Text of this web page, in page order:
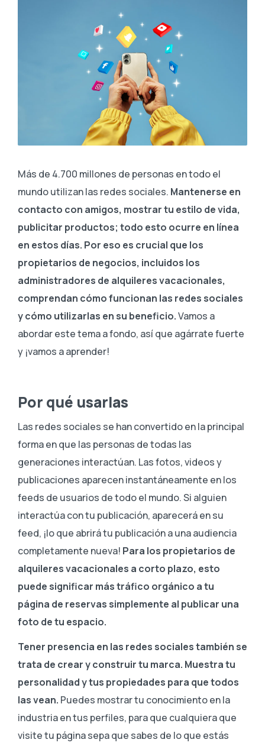
Más de 4.700 millones de personas en todo el
mundo utilizan las redes sociales. Mantenerse en
contacto con amigos, mostrar tu estilo de vida,
publicitar productos; todo esto ocurre en línea
en estos días. Por eso es crucial que los
propietarios de negocios, incluidos los
administradores de alquileres vacacionales,
comprendan cómo funcionan las redes sociales
y cómo utilizarlas en su beneficio.Vamos a
abordar este tema a fondo, así que agárrate fuerte
y ¡vamos a aprender!
Por qué usarlas
Las redes sociales se han convertido en la principal
forma en que las personas de todas las
generaciones interactúan. Las fotos, videos y
publicaciones aparecen instantáneamente en los
feeds de usuarios de todo el mundo. Si alguien
interactúa con tu publicación, aparecerá en su
feed, ¡lo que abrirá tu publicación a una audiencia
completamente nueva! Para los propietarios de
alquileres vacacionales a corto plazo, esto
puede significar más tráfico orgánico a tu
página de reservas simplemente al publicar una
foto de tu espacio.
Tener presencia en las redes sociales también se
trata de crear y construir tu marca. Muestra tu
personalidad y tus propiedades para que todos
las vean. Puedes mostrar tu conocimiento en la
industria en tus perfiles, para que cualquiera que
visite tu página sepa que sabes de lo que estás